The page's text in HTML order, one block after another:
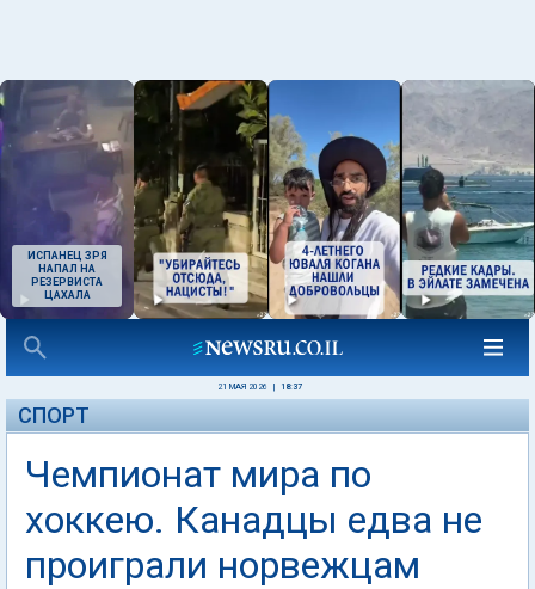
ИСПАНЕЦ ЗРЯ
НАПАЛ НА
РЕЗЕРВИСТА
ЦАХАЛА
21 МАЯ 2026 18:37
СПОРТ
Чемпионат мира по
хоккею. Канадцы едва не
проиграли норвежцам